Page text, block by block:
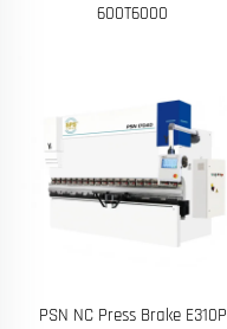
600T6000
PSN NC Press Brake E310P